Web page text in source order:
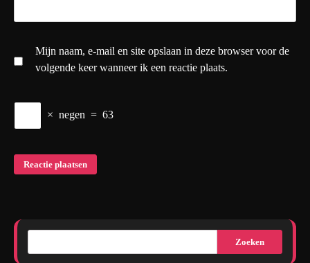
Mijn naam, e-mail en site opslaan in deze browser voor de
volgende keer wanneer ik een reactie plaats.
× negen = 63
Zoeken